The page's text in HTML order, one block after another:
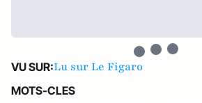
VU SUR:Lu sur Le Figaro
MOTS-CLES